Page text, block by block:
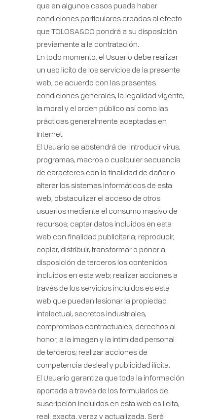
que en algunos casos pueda haber
condiciones particulares creadas al efecto
que TOLOSA&CO pondrá a su disposición
previamente a la contratación.
En todo momento, el Usuario debe realizar
un uso lícito de los servicios de la presente
web, de acuerdo con las presentes
condiciones generales, la legalidad vigente,
la moral y el orden público así como las
prácticas generalmente aceptadas en
Internet.
El Usuario se abstendrá de: introducir virus,
programas, macros o cualquier secuencia
de caracteres con la finalidad de dañar o
alterar los sistemas informáticos de esta
web; obstaculizar el acceso de otros
usuarios mediante el consumo masivo de
recursos; captar datos incluidos en esta
web con finalidad publicitaria; reproducir,
copiar, distribuir, transformar o poner a
disposición de terceros los contenidos
incluidos en esta web; realizar acciones a
través de los servicios incluidos es esta
web que puedan lesionar la propiedad
intelectual, secretos industriales,
compromisos contractuales, derechos al
honor, a la imagen y la intimidad personal
de terceros; realizar acciones de
competencia desleal y publicidad ilícita.
El Usuario garantiza que toda la información
aportada a través de los formularios de
suscripción incluidos en esta web es lícita,
real, exacta, veraz y actualizada. Será